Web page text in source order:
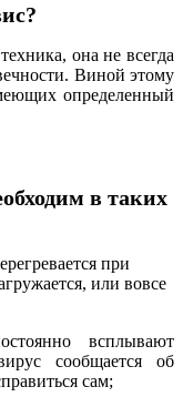
она не всегда
Виной этому
определенный
в таких
при
или вовсе
всплывают
сообщается об
сам;